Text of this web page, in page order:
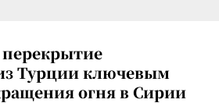
перекрытие
Турции ключевым
огня в Сирии